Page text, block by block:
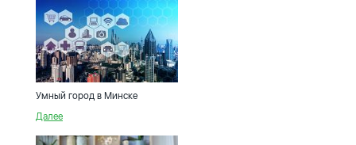
Умный город в Минске
Далее